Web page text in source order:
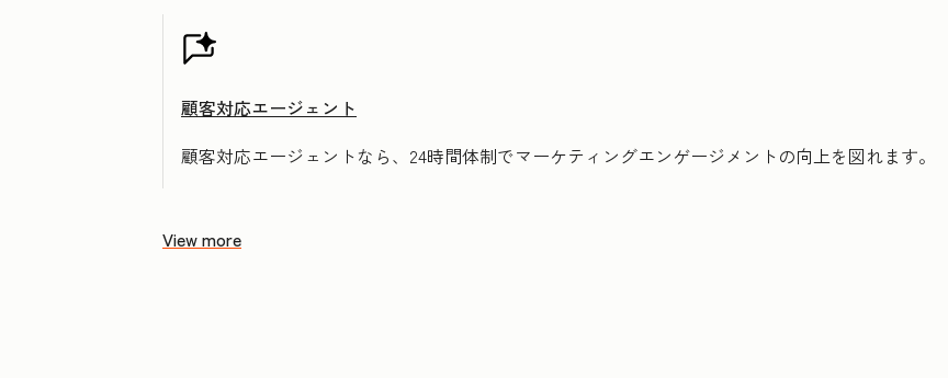
顧客対応エージェント
顧客対応エージェントなら、24時間体制でマーケティングエンゲージメントの向上を図れます。
View more